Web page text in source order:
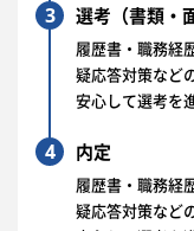
3 選考（書類・
履歴書・職務経
疑応答対策など
安心して選考を
4 内定
履歴書・職務経
疑応答対策など